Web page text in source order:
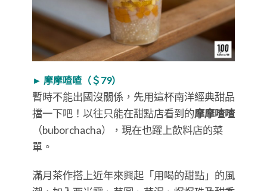
► 摩摩喳喳（＄79）
暫時不能出國沒關係，先用這杯南洋經典甜品
擋一下吧！以往只能在甜點店看到的摩摩喳喳
（buborchacha），現在也躍上飲料店的菜
單。
滿月茶作搭上近年來興起「用喝的甜點」的風